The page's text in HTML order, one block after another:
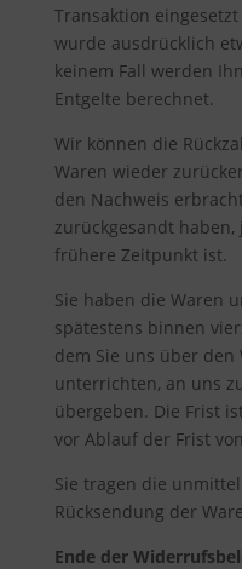
Transaktion
wurde ausdrücklich
keinem Fall werden
Entgelte berechnet.
Wir können die
Waren wieder
den Nachweis
zurückgesandt
frühere Zeitpunkt ist.
Sie haben die Waren
spätestens binnen
dem Sie uns über
unterrichten, an uns
übergeben. Die Frist
vor Ablauf der Frist
Sie tragen die
Rücksendung der
Ende der